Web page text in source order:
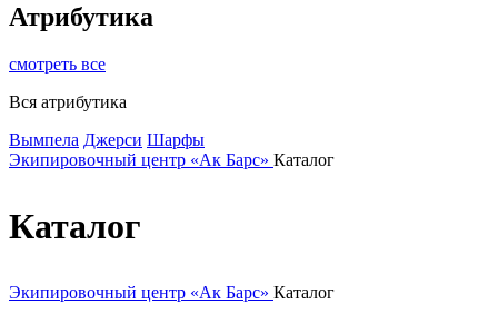
Атрибутика
смотреть все
Вся атрибутика
Вымпела Джерси Шарфы
Экипировочный центр «Ак Барс» Каталог
Каталог
Экипировочный центр «Ак Барс» Каталог